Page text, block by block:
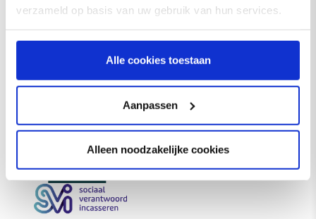
verzameld op basis van uw gebruik van hun services.
Alle cookies toestaan
Aanpassen
Alleen noodzakelijke cookies
Cookies NL